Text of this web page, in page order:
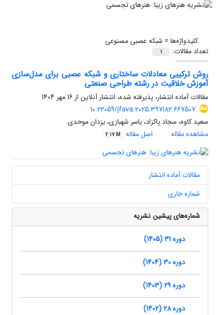
کلیدواژه‌ها = شبکه عصبی مصنوعی
تعداد مقالات:
1
روش ترکیبی معادلات ساختاری و شبکه عصبی برای مدل‌سازی
آموزش خلاقیت در رشته طراحی صنعتی
مقالات آماده انتشار، پذیرفته شده، انتشار آنلاین از 16 مهر 1404
10.22059/jfava.2025.397182.667507
سعید کاوه، سجاد پاکزاد، یاسر شهبازی، یزدان موحدی
مشاهده مقاله
اصل مقاله 2.17 M
مقالات آماده انتشار
شماره جاری
شماره‌های پیشین نشریه
دوره 31 (1405)
دوره 30 (1404)
دوره 29 (1403)
دوره 28 (1402)